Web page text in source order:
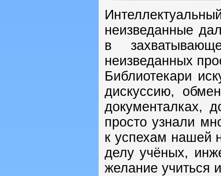
неизведанные
в
неизведанных
Библиотекари
дискуссию,
документалках,
просто узнали
к успехам нашей
делу учёных,
желание учиться